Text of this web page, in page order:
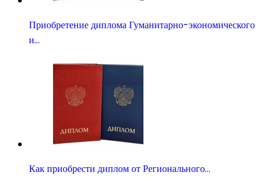
Приобретение диплома Гуманитарно-экономического
и…
Как приобрести диплом от Регионального…